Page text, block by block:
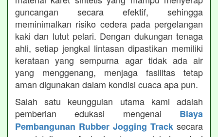
guncangan secara efektif, sehingga
meminimalkan risiko cedera pada pergelangan
kaki dan lutut pelari. Dengan dukungan tenaga
ahli, setiap jengkal lintasan dipastikan memiliki
kerataan yang sempurna agar tidak ada air
yang menggenang, menjaga fasilitas tetap
aman digunakan dalam kondisi cuaca apa pun.
Salah satu keunggulan utama kami adalah
pemberian edukasi mengenai Biaya
Pembangunan Rubber Jogging Track secara